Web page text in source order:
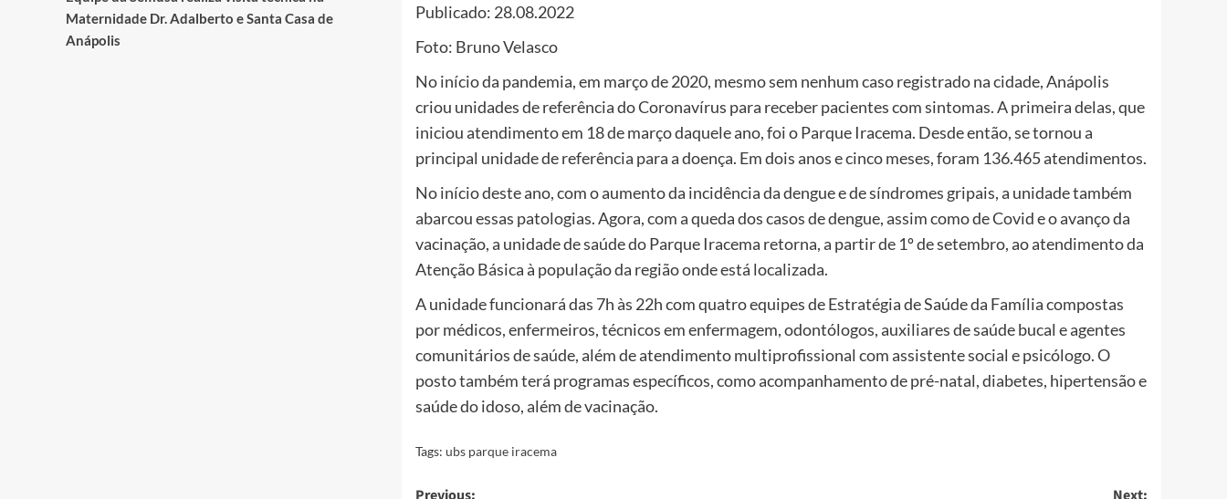
Publicado: 28.08.2022
Foto: Bruno Velasco
No início da pandemia, em março de 2020, mesmo sem nenhum caso registrado na cidade, Anápolis
criou unidades de referência do Coronavírus para receber pacientes com sintomas. A primeira delas, que
iniciou atendimento em 18 de março daquele ano, foi o Parque Iracema. Desde então, se tornou a
principal unidade de referência para a doença. Em dois anos e cinco meses, foram 136.465 atendimentos.
No início deste ano, com o aumento da incidência da dengue e de síndromes gripais, a unidade também
abarcou essas patologias. Agora, com a queda dos casos de dengue, assim como de Covid e o avanço da
vacinação, a unidade de saúde do Parque Iracema retorna, a partir de 1º de setembro, ao atendimento da
Atenção Básica à população da região onde está localizada.
A unidade funcionará das 7h às 22h com quatro equipes de Estratégia de Saúde da Família compostas
por médicos, enfermeiros, técnicos em enfermagem, odontólogos, auxiliares de saúde bucal e agentes
comunitários de saúde, além de atendimento multiprofissional com assistente social e psicólogo. O
posto também terá programas específicos, como acompanhamento de pré-natal, diabetes, hipertensão e
saúde do idoso, além de vacinação.
Tags: ubs parque iracema
Maternidade Dr. Adalberto e Santa Casa de
Anápolis